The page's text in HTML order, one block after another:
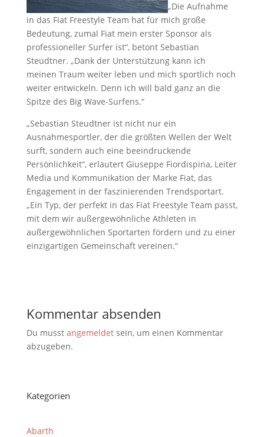
„Die Aufnahme
in das Fiat Freestyle Team hat für mich große
Bedeutung, zumal Fiat mein erster Sponsor als
professioneller Surfer ist“, betont Sebastian
Steudtner. „Dank der Unterstützung kann ich
meinen Traum weiter leben und mich sportlich noch
weiter entwickeln. Denn ich will bald ganz an die
Spitze des Big Wave-Surfens.“
„Sebastian Steudtner ist nicht nur ein
Ausnahmesportler, der die größten Wellen der Welt
surft, sondern auch eine beeindruckende
Persönlichkeit“, erläutert Giuseppe Fiordispina, Leiter
Media und Kommunikation der Marke Fiat, das
Engagement in der faszinierenden Trendsportart.
„Ein Typ, der perfekt in das Fiat Freestyle Team passt,
mit dem wir außergewöhnliche Athleten in
außergewöhnlichen Sportarten fördern und zu einer
einzigartigen Gemeinschaft vereinen.“
Kommentar absenden
Du musst angemeldetsein, um einen Kommentar
abzugeben.
Kategorien
Abarth